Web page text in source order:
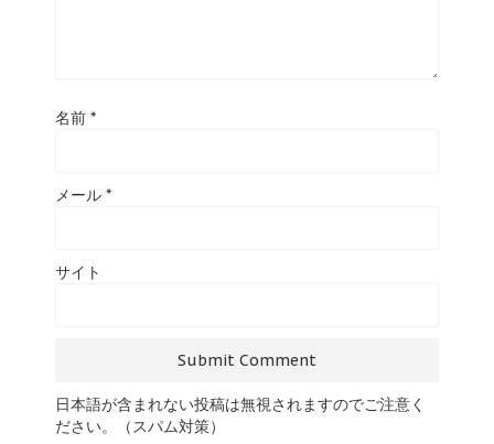
名前 *
メール *
サイト
日本語が含まれない投稿は無視されますのでご注意く
ださい。（スパム対策）